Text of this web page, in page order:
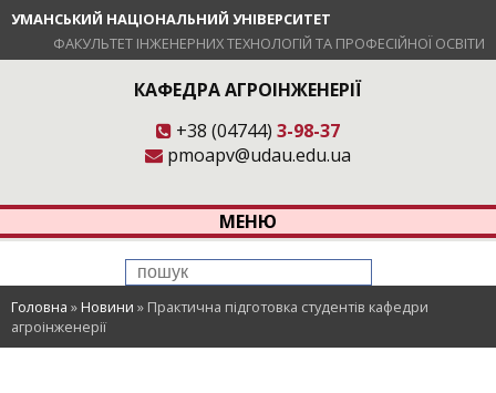
УМАНСЬКИЙ НАЦІОНАЛЬНИЙ УНІВЕРСИТЕТ
ФАКУЛЬТЕТ ІНЖЕНЕРНИХ ТЕХНОЛОГІЙ ТА ПРОФЕСІЙНОЇ ОСВІТИ
КАФЕДРА АГРОІНЖЕНЕРІЇ
+38 (04744) 3-98-37
pmoapv@udau.edu.ua
МЕНЮ
Головна »Новини » Практична підготовка студентів кафедри
агроінженерії